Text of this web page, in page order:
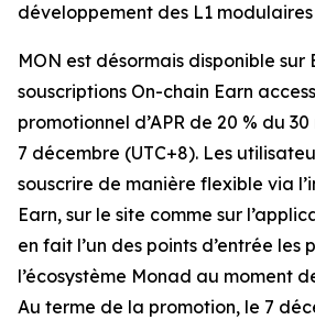
développement des L1 modulaires
MON est désormais disponible
souscriptions On-chain Earn
promotionnel d’APR de 20 % du
7 décembre (UTC+8). Les
souscrire de manière flexible via
Earn, sur le site comme sur
en fait l’un des points d’entrée les
l’écosystème Monad au moment
Au terme de la promotion, le 7